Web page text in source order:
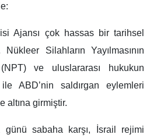
Ajansı çok hassas bir tarihsel
Silahların Yayılmasının
ve uluslararası hukukun
ABD’nin saldırgan eylemleri
altına girmiştir.
sabaha karşı, İsrail rejimi